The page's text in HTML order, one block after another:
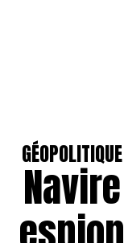
GÉOPOLITIQUE
Navire